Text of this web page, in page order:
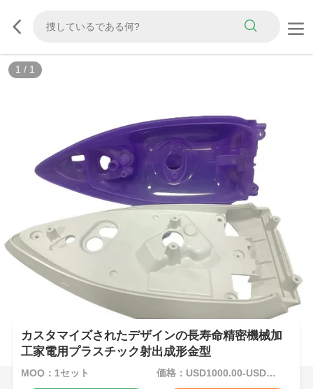
1 / 1
カスタマイズされたデザインの長寿命精密機械加
工家電用プラスチック射出成形金型
MOQ：1セット 価格：USD1000.00-USD5000.00